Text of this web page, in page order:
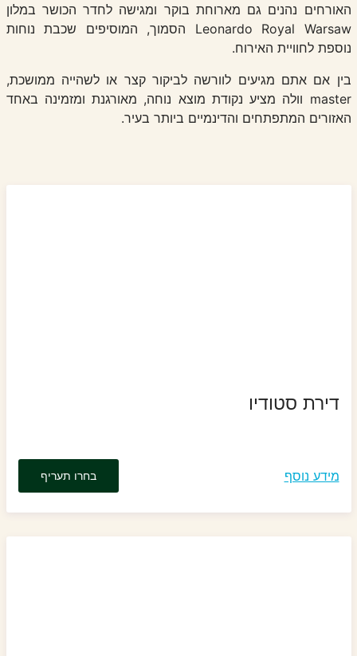
האורחים נהנים גם מארוחת בוקר ומגישה לחדר הכושר במלון
Leonardo Royal Warsaw הסמוך, המוסיפים שכבת נוחות
נוספת לחוויית האירוח.
בין אם אתם מגיעים לוורשה לביקור קצר או לשהייה ממושכת,
master וולה מציע נקודת מוצא נוחה, מאורגנת ומזמינה באחד
האזורים המתפתחים והדינמיים ביותר בעיר.
דירת סטודיו
מידע נוסף בחרו תעריף